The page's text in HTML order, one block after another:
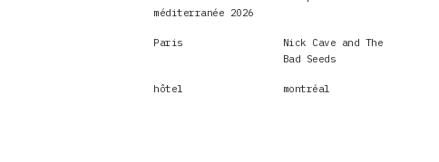
méditerranée 2026
Paris
Nick Cave and The
Bad Seeds
hôtel montréal